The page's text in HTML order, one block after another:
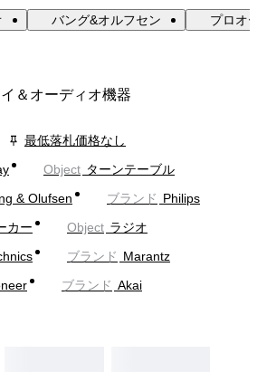
バング&オルフセン プロオ
＆オーディオ機器
最低落札価格なし
Object ターンテーブル
& Olufsen ブランド Philips
カー Object ラジオ
ブランド Marantz
ブランド Akai